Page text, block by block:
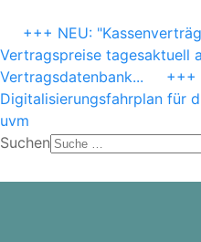
+++ NEU:
Vertragspreise tagesaktuell
Vertragsdatenbank...
+++
Digitalisierungsfahrplan für
uvm
Suchen